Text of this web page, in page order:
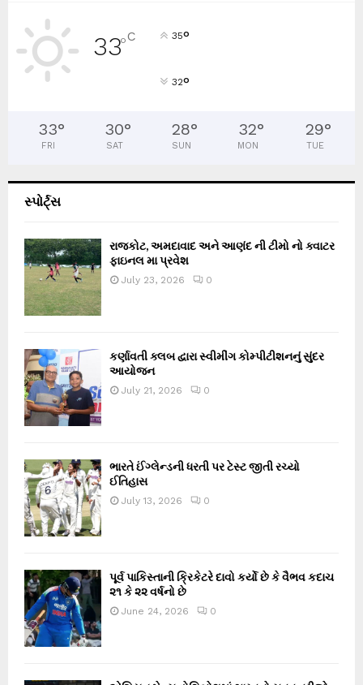
33°C 35°
32°
33°
FRI
30°
SAT
28°
SUN
32°
MON
29°
TUE
સ્પોર્ટ્સ
રાજકોટ, અમદાવાદ અને આણંદ ની ટીમો નો ક્વાટર
ફાઇનલ મા પ્રવેશ
July 23, 2026 0
કર્ણાવતી ક્લબ દ્વારા સ્વીમીંગ કોમ્પીટીશનનું સુંદર
આયોજન
July 21, 2026 0
ભારતે ઈંગ્લેન્ડની ધરતી પર ટેસ્ટ જીતી રચ્યો
ઈતિહાસ
July 13, 2026 0
પૂર્વ પાકિસ્તાની ક્રિકેટરે દાવો કર્યો છે કે વૈભવ કદાચ
૨૧ કે ૨૨ વર્ષનો છે
June 24, 2026 0